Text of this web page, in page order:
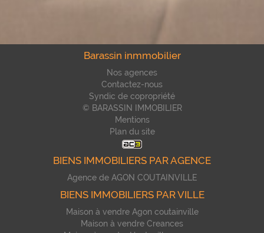
Barassin inmmobilier
Nos agences
Contactez-nous
Syndic de copropriété
© BARASSIN IMMOBILIER
Mentions
Plan du site
BIENS IMMOBILIERS PAR AGENCE
Agence de AGON COUTAINVILLE
BIENS IMMOBILIERS PAR VILLE
Maison à vendre Agon coutainville
Maison à vendre Creances